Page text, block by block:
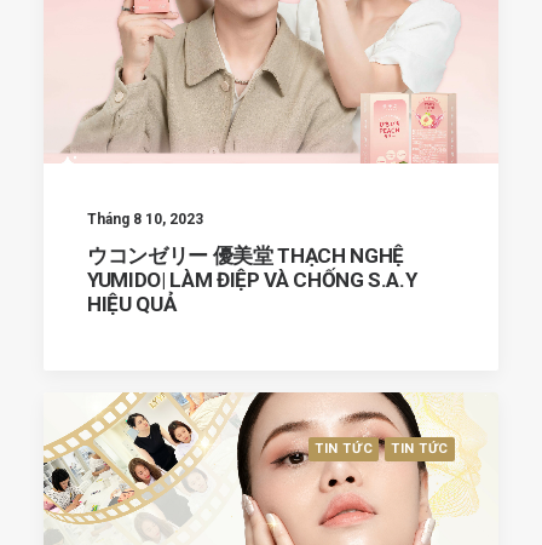
Tháng 8 10, 2023
ウコンゼリー 優美堂 THẠCH NGHỆ
YUMIDO| LÀM ĐIỆP VÀ CHỐNG S.A.Y
HIỆU QUẢ
TIN TỨC TIN TỨC